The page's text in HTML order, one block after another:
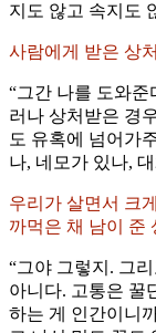
지도 않고 속지도
사람에게 받은 상
“그간 나를 도와준
러나 상처받은 경
도 유혹에 넘어가
나, 네모가 있나,
우리가 살면서 크
까먹은 채 남이 준
“그야 그렇지. 그
아니다. 고통은 꿀
하는 게 인간이니